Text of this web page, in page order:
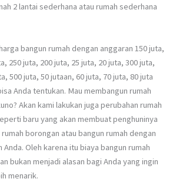
2 lantai sederhana atau rumah sederhana
bangun rumah dengan anggaran 150 juta,
250 juta, 200 juta, 25 juta, 20 juta, 300 juta,
500 juta, 50 jutaan, 60 juta, 70 juta, 80 juta
Anda tentukan. Mau membangun rumah
Akan kami lakukan juga perubahan rumah
baru yang akan membuat penghuninya
borongan atau bangun rumah dengan
Oleh karena itu biaya bangun rumah
bukan menjadi alasan bagi Anda yang ingin
menarik.